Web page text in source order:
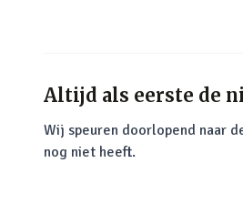
Altijd als eerste de
Wij speuren doorlopend naar
nog niet heeft.